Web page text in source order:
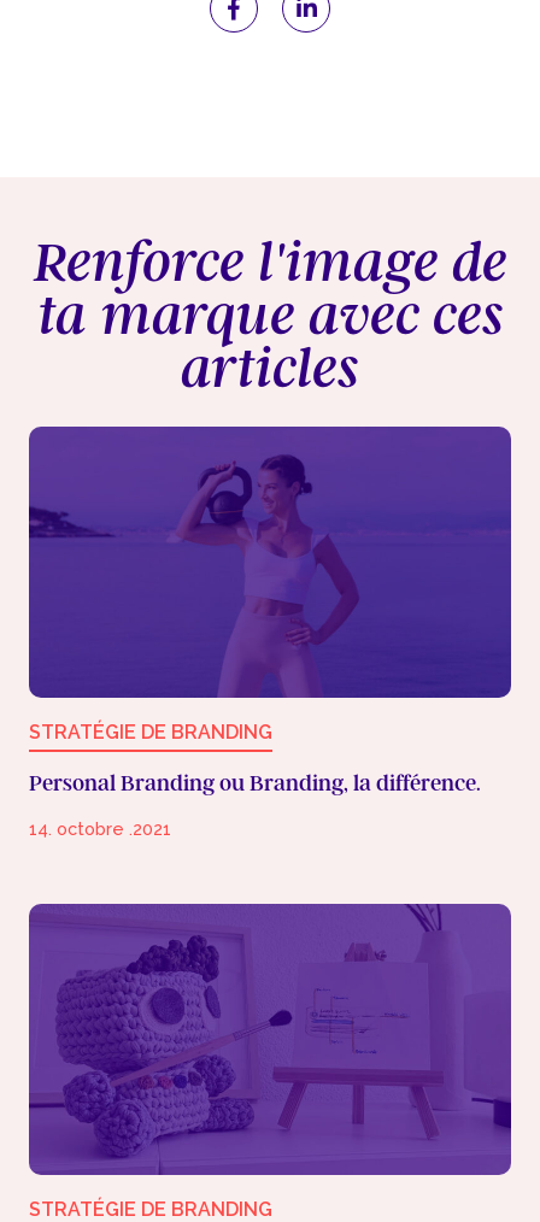
Renforce l'image de
ta marque avec ces
articles
STRATÉGIE DE BRANDING
Personal Branding ou Branding, la différence.
14. octobre .2021
STRATÉGIE DE BRANDING